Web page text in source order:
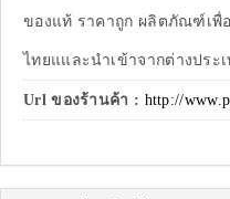
ของแท้ ราคาถูก ผลิตภัณฑ์เพื่
ไทยแและนำเข้าจากต่างประ
Url ของร้านค้า : http://